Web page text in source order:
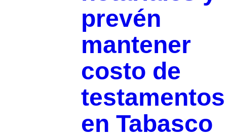
prevén
mantener
costo de
testamentos
en Tabasco